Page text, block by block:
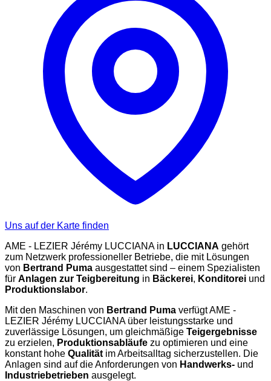
Uns auf der Karte finden
AME - LEZIER Jérémy LUCCIANA in LUCCIANA gehört
zum Netzwerk professioneller Betriebe, die mit Lösungen
von Bertrand Puma ausgestattet sind – einem Spezialisten
für Anlagen zur Teigbereitung in Bäckerei, Konditorei und
Produktionslabor.
Mit den Maschinen von Bertrand Puma verfügt AME -
LEZIER Jérémy LUCCIANA über leistungsstarke und
zuverlässige Lösungen, um gleichmäßige Teigergebnisse
zu erzielen, Produktionsabläufe zu optimieren und eine
konstant hohe Qualität im Arbeitsalltag sicherzustellen. Die
Anlagen sind auf die Anforderungen von Handwerks- und
Industriebetrieben ausgelegt.